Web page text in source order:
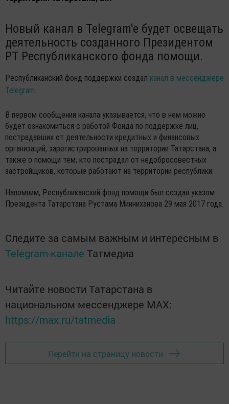
Новый канал в Telegram'е будет освещать
деятельность созданного Президентом
РТ Республиканского фонда помощи.
Республиканский фонд поддержки создал канал в мессенджере
Telegram.
В первом сообщении канала указывается, что в нем можно
будет ознакомиться с работой Фонда по поддержке лиц,
пострадавших от деятельности кредитных и финансовых
организаций, зарегистрированных на территории Татарстана, а
также о помощи тем, кто пострадал от недобросовестных
застройщиков, которые работают на территории республики.
Напомним, Республиканский фонд помощи был создан указом
Президента Татарстана Рустама Минниханова 29 мая 2017 года.
Следите за самым важным и интересным в
Telegram-канале Татмедиа
Читайте новости Татарстана в
национальном мессенджере MАХ:
https://max.ru/tatmedia
Перейти на страницу новости